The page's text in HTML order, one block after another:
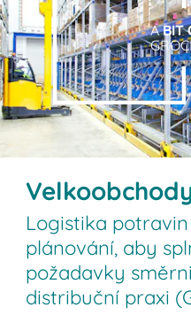
ABIT
Logistika
plánování, aby
požadavky
distribuční praxi